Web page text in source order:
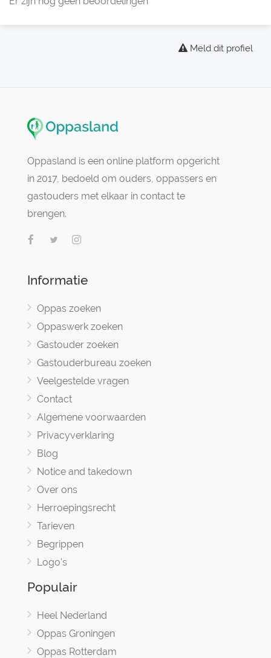
Meld dit profiel
Oppasland is een online platform opgericht
in 2017, bedoeld om ouders, oppassers en
gastouders met elkaar in contact te
brengen.
Informatie
Oppas zoeken
Oppaswerk zoeken
Gastouder zoeken
Gastouderbureau zoeken
Veelgestelde vragen
Contact
Algemene voorwaarden
Privacyverklaring
Blog
Notice and takedown
Over ons
Herroepingsrecht
Tarieven
Begrippen
Logo's
Populair
Heel Nederland
Oppas Groningen
Oppas Rotterdam